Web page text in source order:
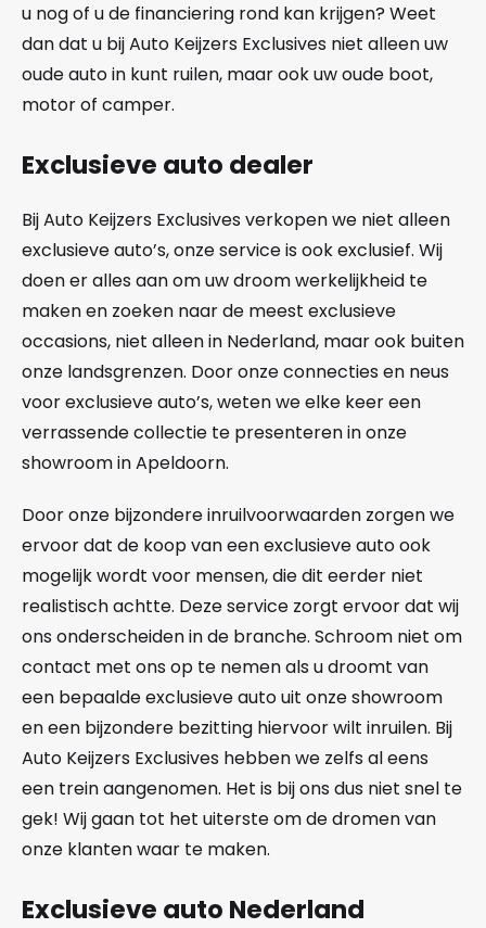
u nog of u de financiering rond kan krijgen? Weet
dan dat u bij Auto Keijzers Exclusives niet alleen uw
oude auto in kunt ruilen, maar ook uw oude boot,
motor of camper.
Exclusieve auto dealer
Bij Auto Keijzers Exclusives verkopen we niet alleen
exclusieve auto’s, onze service is ook exclusief. Wij
doen er alles aan om uw droom werkelijkheid te
maken en zoeken naar de meest exclusieve
occasions, niet alleen in Nederland, maar ook buiten
onze landsgrenzen. Door onze connecties en neus
voor exclusieve auto’s, weten we elke keer een
verrassende collectie te presenteren in onze
showroom in Apeldoorn.
Door onze bijzondere inruilvoorwaarden zorgen we
ervoor dat de koop van een exclusieve auto ook
mogelijk wordt voor mensen, die dit eerder niet
realistisch achtte. Deze service zorgt ervoor dat wij
ons onderscheiden in de branche. Schroom niet om
contact met ons op te nemen als u droomt van
een bepaalde exclusieve auto uit onze showroom
en een bijzondere bezitting hiervoor wilt inruilen. Bij
Auto Keijzers Exclusives hebben we zelfs al eens
een trein aangenomen. Het is bij ons dus niet snel te
gek! Wij gaan tot het uiterste om de dromen van
onze klanten waar te maken.
Exclusieve auto Nederland